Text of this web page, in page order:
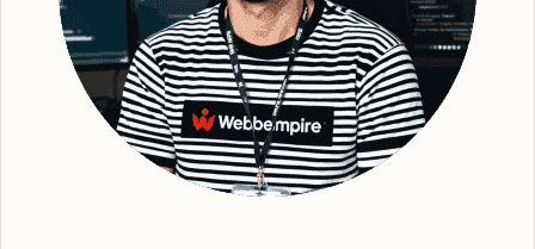
webbplats ranking och därmed också den
övergripande regionala synligheten. Vi ser
till att erbjuda den mest effektivaorganiska
SEO-tjänsten, oavsett vilka lösningar du
behöver. Webbempire optimerar er digitala
marknadsföring så att din verksamhet står
som ledande i SE-resultaten. Som en